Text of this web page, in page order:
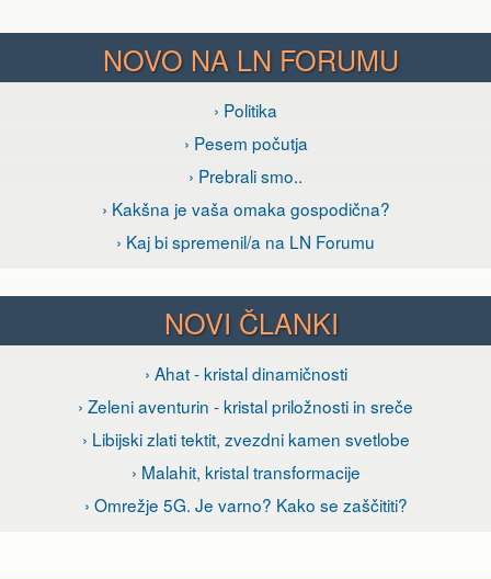
NOVO NA LN FORUMU
› Politika
› Pesem počutja
› Prebrali smo..
› Kakšna je vaša omaka gospodična?
› Kaj bi spremenil/a na LN Forumu
NOVI ČLANKI
› Ahat - kristal dinamičnosti
› Zeleni aventurin - kristal priložnosti in sreče
› Libijski zlati tektit, zvezdni kamen svetlobe
› Malahit, kristal transformacije
› Omrežje 5G. Je varno? Kako se zaščititi?